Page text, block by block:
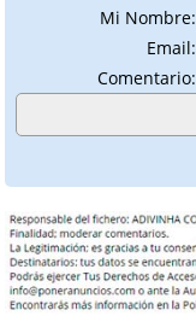
Mi Nombre:
Email:
Comentario: